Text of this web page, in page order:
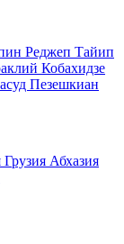
Реджеп Тайип
Кобахидзе
Пезешкиан
Грузия Абхазия